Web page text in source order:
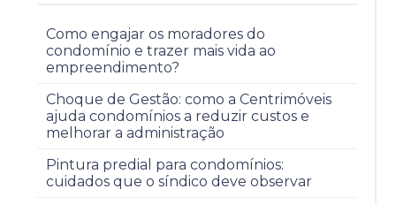
Como engajar os moradores do
condomínio e trazer mais vida ao
empreendimento?
Choque de Gestão: como a Centrimóveis
ajuda condomínios a reduzir custos e
melhorar a administração
Pintura predial para condomínios:
cuidados que o síndico deve observar